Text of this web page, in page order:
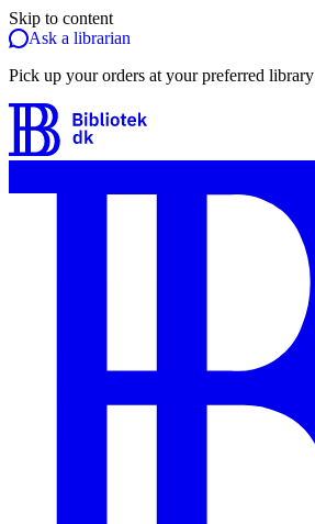
Skip to content
Ask a librarian
Pick up your orders at your preferred library